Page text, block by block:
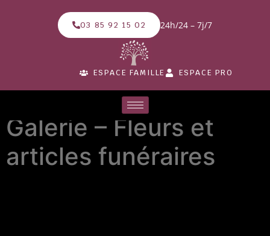
03 85 92 15 02 24h/24 – 7j/7
ESPACE FAMILLE ESPACE PRO
Galerie – Fleurs et
articles funéraires